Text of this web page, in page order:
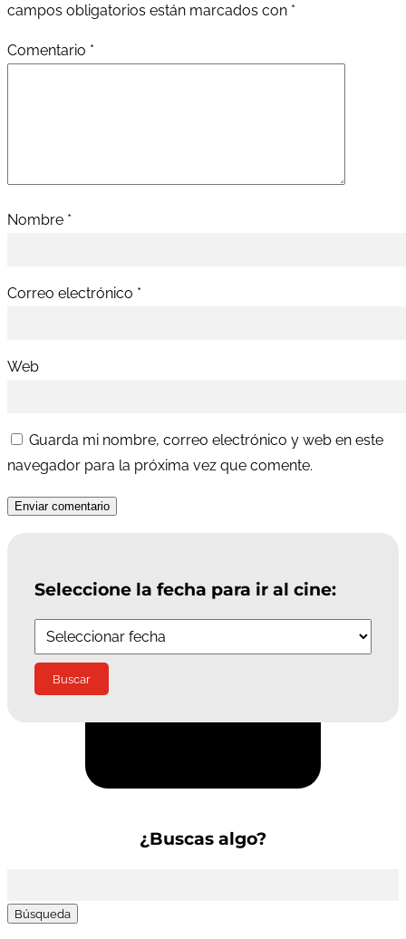
campos obligatorios están marcados con *
Comentario *
Nombre *
Correo electrónico *
Web
Guarda mi nombre, correo electrónico y web en este
navegador para la próxima vez que comente.
Enviar comentario
Seleccione la fecha para ir al cine:
¿Buscas algo?